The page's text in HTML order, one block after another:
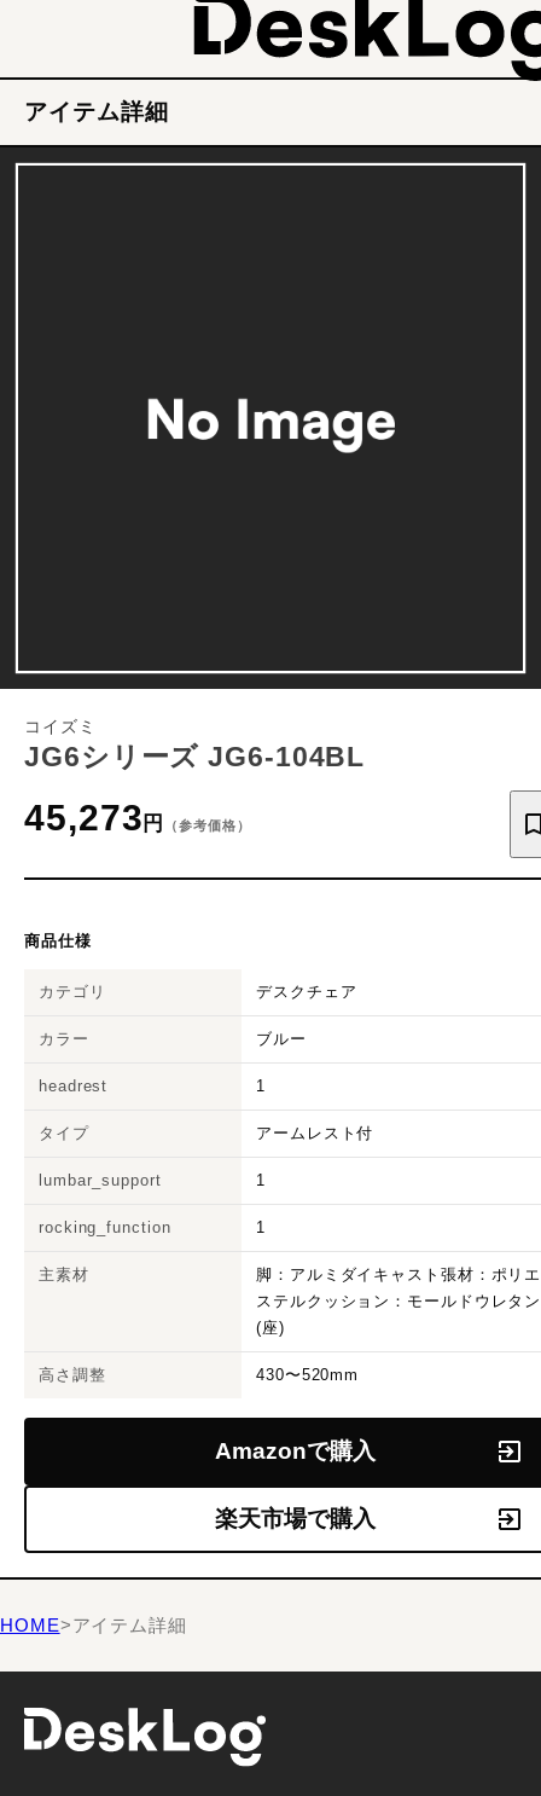
アイテム詳細
コイズミ
JG6シリーズ JG6-104BL
45,273 円 （参考価格）
商品仕様
カテゴリ デスクチェア
カラー ブルー
headrest 1
タイプ アームレスト付
lumbar_support 1
rocking_function 1
主素材
脚：アルミダイキャスト張材：ポリエ
ステルクッション：モールドウレタン
(座)
高さ調整 430〜520mm
Amazonで購入
楽天市場で購入
HOME>アイテム詳細